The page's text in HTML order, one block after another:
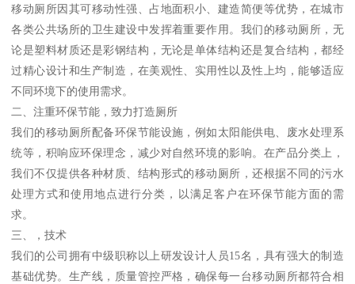
移动厕所因其可移动性强、占地面积小、建造简便等优势，在城市
各类公共场所的卫生建设中发挥着重要作用。我们的移动厕所，无
论是塑料材质还是彩钢结构，无论是单体结构还是复合结构，都经
过精心设计和生产制造，在美观性、实用性以及性上均，能够适应
不同环境下的使用需求。
二、注重环保节能，致力打造厕所
我们的移动厕所配备环保节能设施，例如太阳能供电、废水处理系
统等，积响应环保理念，减少对自然环境的影响。在产品分类上，
我们不仅提供各种材质、结构形式的移动厕所，还根据不同的污水
处理方式和使用地点进行分类，以满足客户在环保节能方面的需
求。
三、，技术
我们的公司拥有中级职称以上研发设计人员15名，具有强大的制造
基础优势。生产线，质量管控严格，确保每一台移动厕所都符合相